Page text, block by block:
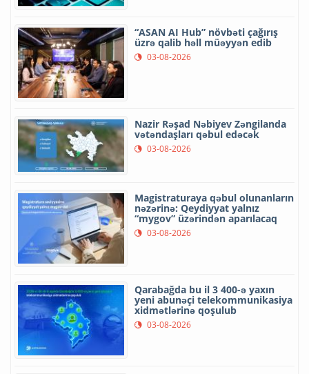
“ASAN AI Hub” növbəti çağırış
üzrə qalib həll müəyyən edib
03-08-2026
Nazir Rəşad Nəbiyev Zəngilanda
vətəndaşları qəbul edəcək
03-08-2026
Magistraturaya qəbul olunanların
nəzərinə: Qeydiyyat yalnız
“mygov” üzərindən aparılacaq
03-08-2026
Qarabağda bu il 3 400-ə yaxın
yeni abunəçi telekommunikasiya
xidmətlərinə qoşulub
03-08-2026